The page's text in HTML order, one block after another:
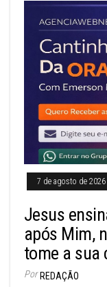
7 de agosto de 2026
Jesus
após Mim,
tome a sua
Por REDAÇÃO